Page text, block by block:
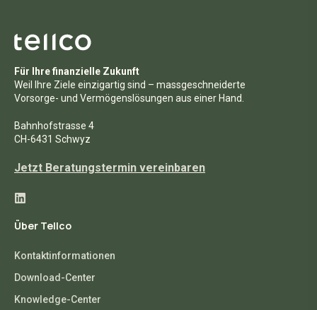
Für Ihre finanzielle Zukunft
Weil Ihre Ziele einzigartig sind – massgeschneiderte
Vorsorge- und Vermögenslösungen aus einer Hand.
Bahnhofstrasse 4
CH-6431 Schwyz
Jetzt Beratungstermin vereinbaren
Über Tellco
Kontaktinformationen
Download-Center
Knowledge-Center